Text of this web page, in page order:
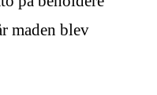
maden blev